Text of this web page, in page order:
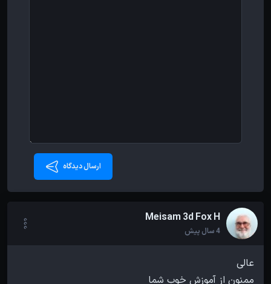
ارسال دیدگاه
Meisam 3d Fox H
4 سال پیش